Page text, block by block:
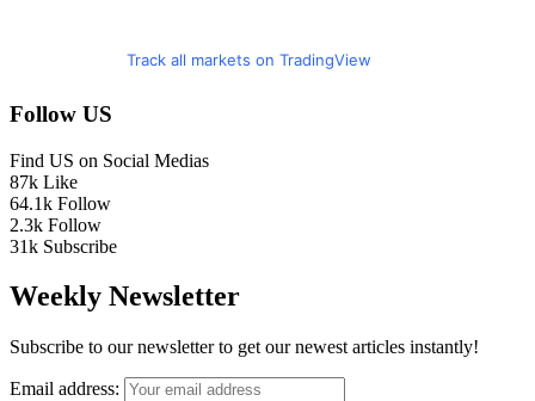
Track all markets on TradingView
Follow US
Find US on Social Medias
87k Like
64.1k Follow
2.3k Follow
31k Subscribe
Weekly Newsletter
Subscribe to our newsletter to get our newest articles instantly!
Email address: